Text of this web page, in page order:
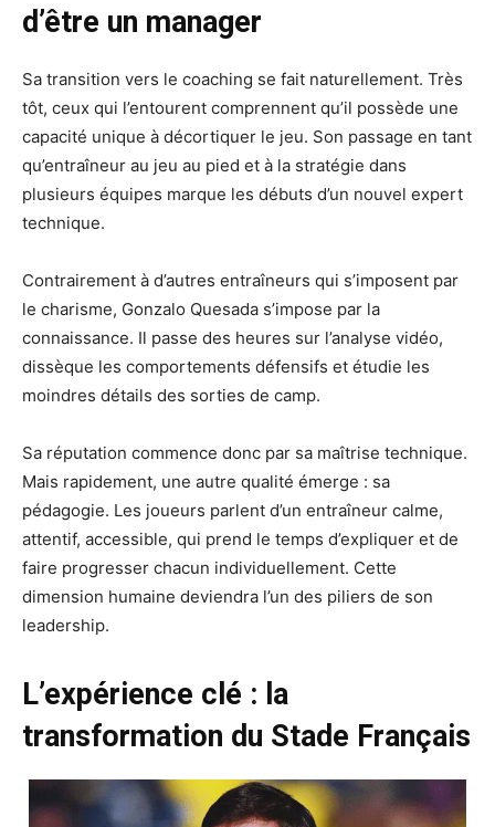
d’être un manager
Sa transition vers le coaching se fait naturellement. Très
tôt, ceux qui l’entourent comprennent qu’il possède une
capacité unique à décortiquer le jeu. Son passage en tant
qu’entraîneur au jeu au pied et à la stratégie dans
plusieurs équipes marque les débuts d’un nouvel expert
technique.
Contrairement à d’autres entraîneurs qui s’imposent par
le charisme, Gonzalo Quesada s’impose par la
connaissance. Il passe des heures sur l’analyse vidéo,
dissèque les comportements défensifs et étudie les
moindres détails des sorties de camp.
Sa réputation commence donc par sa maîtrise technique.
Mais rapidement, une autre qualité émerge : sa
pédagogie. Les joueurs parlent d’un entraîneur calme,
attentif, accessible, qui prend le temps d’expliquer et de
faire progresser chacun individuellement. Cette
dimension humaine deviendra l’un des piliers de son
leadership.
L’expérience clé : la
transformation du Stade Français